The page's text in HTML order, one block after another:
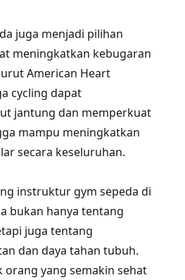
juga menjadi pilihan
meningkatkan kebugaran
American Heart
cycling dapat
jantung dan memperkuat
mampu meningkatkan
secara keseluruhan.
instruktur gym sepeda di
bukan hanya tentang
juga tentang
dan daya tahan tubuh.
orang yang semakin sehat